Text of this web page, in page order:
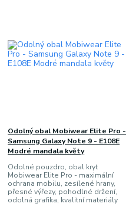
Odolný obal Mobiwear Elite Pro -
Samsung Galaxy Note 9 - E108E
Modré mandala květy
Odolné pouzdro, obal kryt
Mobiwear Elite Pro - maximální
ochrana mobilu, zesílené hrany,
přesné výřezy, pohodlné držení,
odolná grafika, kvalitní materiály